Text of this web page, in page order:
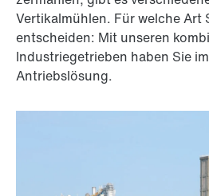
Vertikalmühlen. Für welche Art
entscheiden: Mit unseren
Industriegetrieben haben Sie
Antriebslösung.